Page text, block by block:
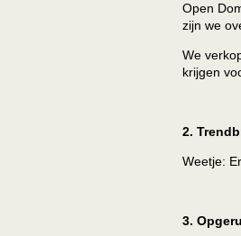
Open
zijn we
We
krijgen
2.
Weetje:
3.